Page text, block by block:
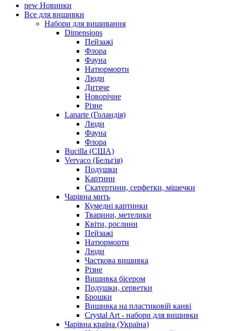
new Новинки
Все для вишивки
Набори для вишивання
Dimensions
Пейзажі
Флора
Фауна
Натюрморти
Люди
Дитяче
Новорічне
Різне
Lanarte (Голандія)
Люди
Фауна
Флора
Bucilla (США)
Vervaco (Бельгія)
Подушки
Картини
Скатертини, серфетки, мішечки
Чарiвна мить
Кумедні картинки
Тварини, метелики
Квіти, рослини
Пейзажі
Натюрморти
Люди
Часткова вишивка
Різне
Вишивка бісером
Подушки, серветки
Брошки
Вишивка на пластиковій канві
Crystal Art - набори для вишивки
Чарівна країна (Україна)